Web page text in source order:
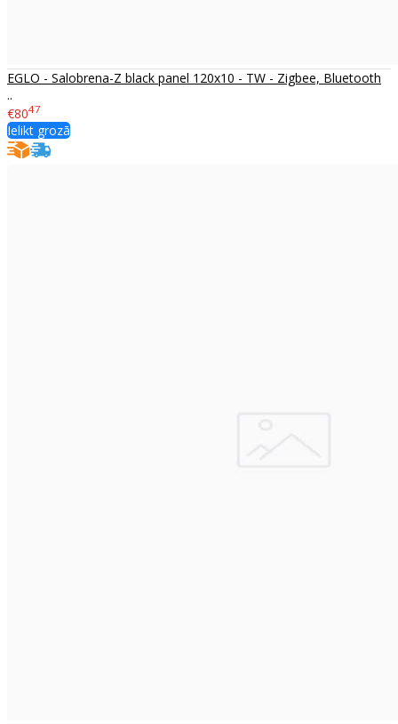
EGLO - Salobrena-Z black panel 120x10 - TW - Zigbee, Bluetooth
..
€8047
Ielikt grozā